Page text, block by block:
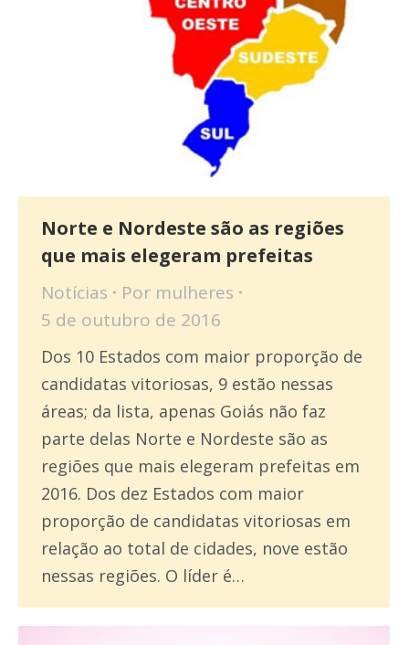
Norte e Nordeste são as regiões
que mais elegeram prefeitas
Notícias Por mulheres
5 de outubro de 2016
Dos 10 Estados com maior proporção de
candidatas vitoriosas, 9 estão nessas
áreas; da lista, apenas Goiás não faz
parte delas Norte e Nordeste são as
regiões que mais elegeram prefeitas em
2016. Dos dez Estados com maior
proporção de candidatas vitoriosas em
relação ao total de cidades, nove estão
nessas regiões. O líder é…